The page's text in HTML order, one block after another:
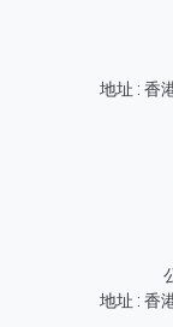
地址 : 香
地址 : 香